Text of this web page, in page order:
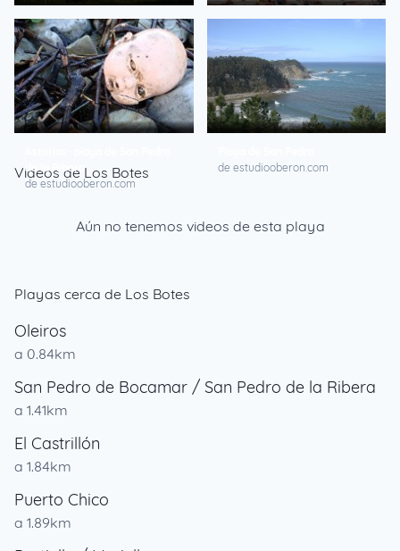
Puente desde Salamir
de estudiooberon.com
de la Ribera
de estudiooberon.com
de estudiooberon.com
Videos de Los Botes
Aún no tenemos videos de esta playa
Playas cerca de Los Botes
Oleiros
a 0.84km
San Pedro de Bocamar / San Pedro de la Ribera
a 1.41km
El Castrillón
a 1.84km
Puerto Chico
a 1.89km